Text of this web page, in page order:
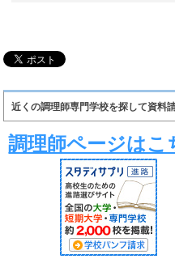
近くの調理師専門学校を探して資料
調理師ページはこ